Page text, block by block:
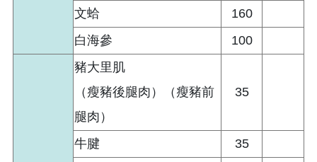
文蛤
160
白海參
100
豬大里肌
（瘦豬後腿肉）（瘦豬前
腿肉）
35
牛腱
35